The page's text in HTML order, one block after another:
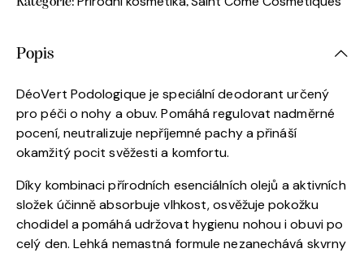
Popis
DéoVert Podologique je speciální deodorant určený
pro péči o nohy a obuv. Pomáhá regulovat nadměrné
pocení, neutralizuje nepříjemné pachy a přináší
okamžitý pocit svěžesti a komfortu.
Díky kombinaci přírodních esenciálních olejů a aktivních
složek účinně absorbuje vlhkost, osvěžuje pokožku
chodidel a pomáhá udržovat hygienu nohou i obuvi po
celý den. Lehká nemastná formule nezanechává skvrny